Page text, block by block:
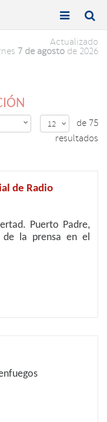
Toggle

Toggle

Actualizado
7 de agosto de 2026
 12 
de 75
resultados
de Radio
Puerto Padre,
de la prensa en el